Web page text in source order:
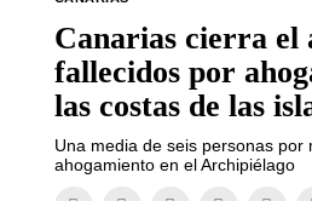
Canarias cierra el
fallecidos por
las costas de las
Una media de seis personas por
ahogamiento en el Archipiélago